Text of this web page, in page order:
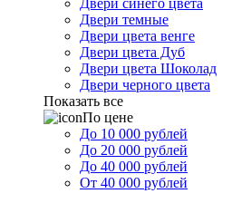
Двери синего цвета
Двери темные
Двери цвета венге
Двери цвета Дуб
Двери цвета Шоколад
Двери черного цвета
Показать все
По цене
До 10 000 рублей
До 20 000 рублей
До 40 000 рублей
От 40 000 рублей